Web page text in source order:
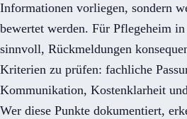
Informationen vorliegen, sondern
bewertet werden. Für Pflegeheim
sinnvoll, Rückmeldungen
Kriterien zu prüfen: fachliche
Kommunikation, Kostenklarheit
Wer diese Punkte dokumentiert,